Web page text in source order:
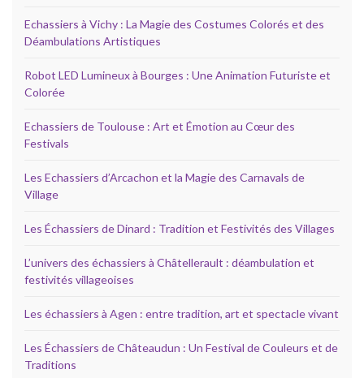
Echassiers à Vichy : La Magie des Costumes Colorés et des
Déambulations Artistiques
Robot LED Lumineux à Bourges : Une Animation Futuriste et
Colorée
Echassiers de Toulouse : Art et Émotion au Cœur des
Festivals
Les Echassiers d’Arcachon et la Magie des Carnavals de
Village
Les Échassiers de Dinard : Tradition et Festivités des Villages
L’univers des échassiers à Châtellerault : déambulation et
festivités villageoises
Les échassiers à Agen : entre tradition, art et spectacle vivant
Les Échassiers de Châteaudun : Un Festival de Couleurs et de
Traditions